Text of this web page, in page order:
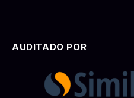
AUDITADO POR